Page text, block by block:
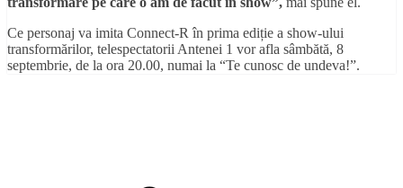
Ce personaj va imita Connect-R în prima ediție a show-ului
transformărilor, telespectatorii Antenei 1 vor afla sâmbătă, 8
septembrie, de la ora 20.00, numai la “Te cunosc de undeva!”.